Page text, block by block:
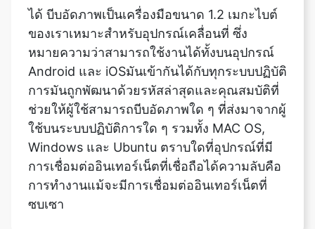
หมายความว่าสามารถใช้งานได้ทั้งบนอุปกรณ์
Android และ iOSมันเข้ากันได้กับทุกระบบปฏิบัติ
การมันถูกพัฒนาด้วยรหัสล่าสุดและคุณสมบัติที่
ช่วยให้ผู้ใช้สามารถบีบอัดภาพใด ๆ ที่ส่งมาจากผู้
ใช้บนระบบปฏิบัติการใด ๆ รวมทั้ง MAC OS,
Windows และ Ubuntu ตราบใดที่อุปกรณ์ที่มี
การเชื่อมต่ออินเทอร์เน็ตที่เชื่อถือได้ความลับคือ
การทำงานแม้จะมีการเชื่อมต่ออินเทอร์เน็ตที่
ซบเซา